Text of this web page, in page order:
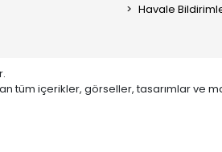
Havale
tüm içerikler, görseller, tasarımlar ve